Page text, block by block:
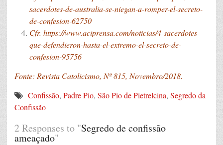
sacerdotes-de-australia-se-niegan-a-romper-el-secreto-
de-confesion-62750
Cfr. https://www.aciprensa.com/noticias/4-sacerdotes-
que-defendieron-hasta-el-extremo-el-secreto-de-
confesion-95756
Fonte: Revista Catolicismo, Nº 815, Novembro/2018.
Confissão, Padre Pio, São Pio de Pietrelcina, Segredo da
Confissão
2 Responses to "Segredo de confissão
ameaçado"